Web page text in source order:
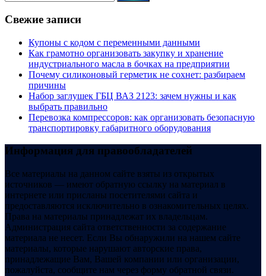
Свежие записи
Купоны c кодом с переменными данными
Как грамотно организовать закупку и хранение
индустриального масла в бочках на предприятии
Почему силиконовый герметик не сохнет: разбираем
причины
Набор заглушек ГБЦ ВАЗ 2123: зачем нужны и как
выбрать правильно
Перевозка компрессоров: как организовать безопасную
транспортировку габаритного оборудования
Информация для правообладателей
Все материалы на данном сайте взяты из открытых
источников — имеют обратную ссылку на материал в
интернете или присланы посетителями сайта и
предоставляются исключительно в ознакомительных целях.
Права на материалы принадлежат их владельцам.
Администрация сайта ответственности за содержание
материала не несет. Если Вы обнаружили на нашем сайте
материалы, которые нарушают авторские права,
принадлежащие Вам, Вашей компании или организации,
пожалуйста, сообщите нам через форму обратной связи.